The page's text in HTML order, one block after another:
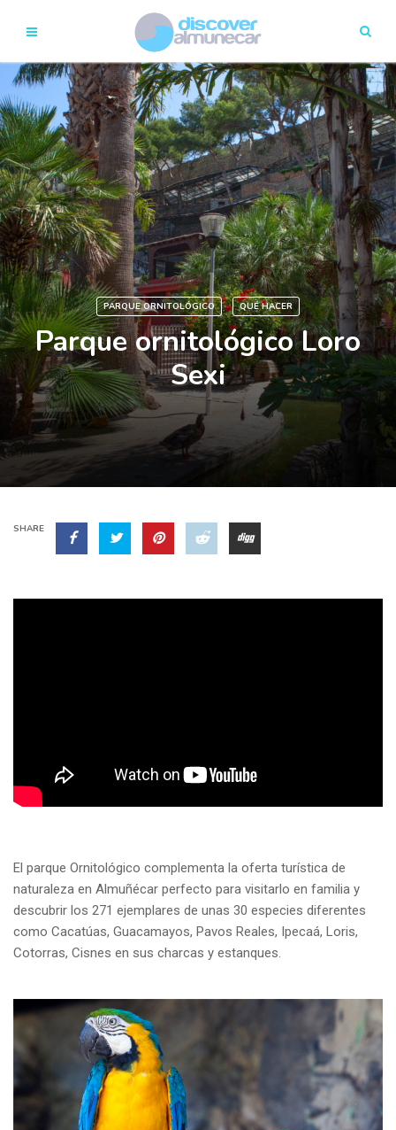
PARQUE ORNITOLÓGICO QUÉ HACER
Parque ornitológico Loro
Sexi
SHARE
El parque Ornitológico complementa la oferta turística de
naturaleza en Almuñécar perfecto para visitarlo en familia y
descubrir los 271 ejemplares de unas 30 especies diferentes
como Cacatúas, Guacamayos, Pavos Reales, Ipecaá, Loris,
Cotorras, Cisnes en sus charcas y estanques.